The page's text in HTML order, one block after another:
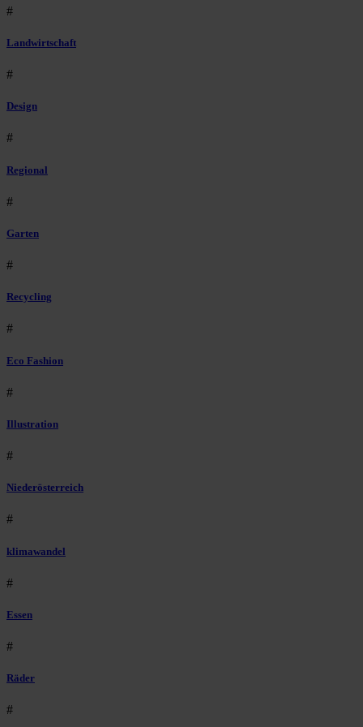
#
Landwirtschaft
#
Design
#
Regional
#
Garten
#
Recycling
#
Eco Fashion
#
Illustration
#
Niederösterreich
#
klimawandel
#
Essen
#
Räder
#